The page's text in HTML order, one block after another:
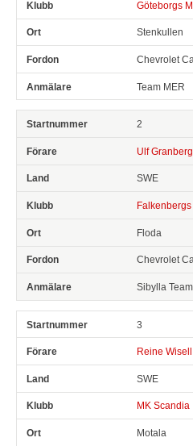
Göteborgs
Stenkullen
Chevrolet
Team MER
2
Ulf Granberg
SWE
Falkenbergs
Floda
Chevrolet
Sibylla Team
3
Reine Wisell
SWE
MK Scandia
Motala